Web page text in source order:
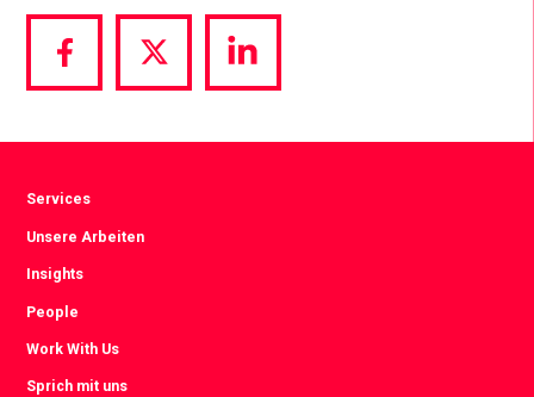
Share
via
Share
via
Share
via
Services
Unsere Arbeiten
Insights
People
Work With Us
Sprich mit uns